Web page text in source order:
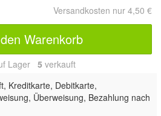
Versandkosten nur 4,50 €
Warenkorb
Lager 5 verkauft
Kreditkarte, Debitkarte,
Überweisung, Bezahlung nach